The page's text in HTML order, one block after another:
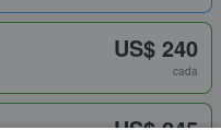
US$ 240
cada